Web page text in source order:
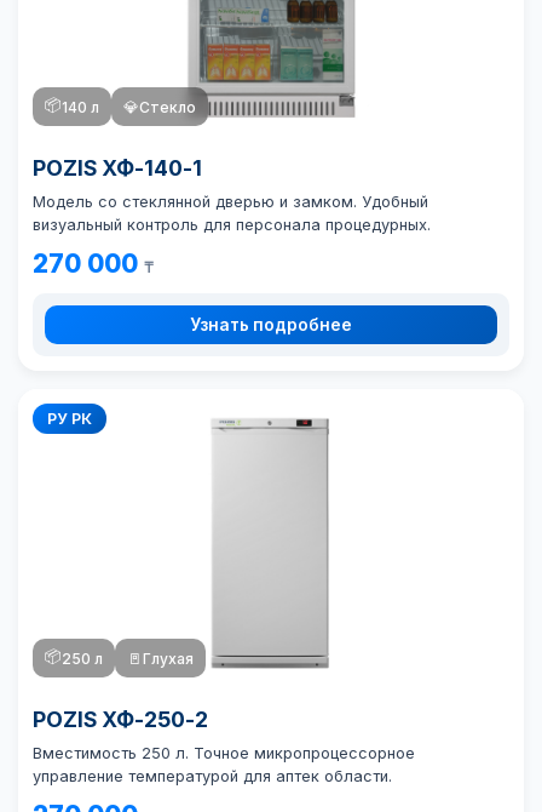
📦140 л 💎Стекло
POZIS ХФ-140-1
Модель со стеклянной дверью и замком. Удобный
визуальный контроль для персонала процедурных.
270 000 ₸
Узнать подробнее
РУ РК
📦250 л 🚪 Глухая
POZIS ХФ-250-2
Вместимость 250 л. Точное микропроцессорное
управление температурой для аптек области.